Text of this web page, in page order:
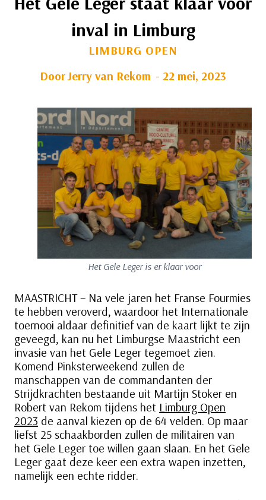
inval in Limburg
LIMBURG OPEN
DoorJerry van Rekom 22 mei, 2023
Het Gele Leger is er klaar voor
MAASTRICHT – Na vele jaren het Franse Fourmies
te hebben veroverd, waardoor het Internationale
toernooi aldaar definitief van de kaart lijkt te zijn
geveegd, kan nu het Limburgse Maastricht een
invasie van het Gele Leger tegemoet zien.
Komend Pinksterweekend zullen de
manschappen van de commandanten der
Strijdkrachten bestaande uit Martijn Stoker en
Robert van Rekom tijdens het Limburg Open
2023 de aanval kiezen op de 64 velden. Op maar
liefst 25 schaakborden zullen de militairen van
het Gele Leger toe willen gaan slaan. En het Gele
Leger gaat deze keer een extra wapen inzetten,
namelijk een echte ridder.